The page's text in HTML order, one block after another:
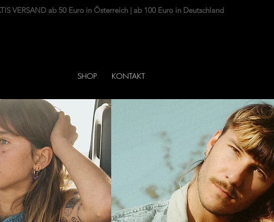
VERSAND ab 50 Euro in Österreich | ab 100 Euro in Deutschland
SHOP KONTAKT